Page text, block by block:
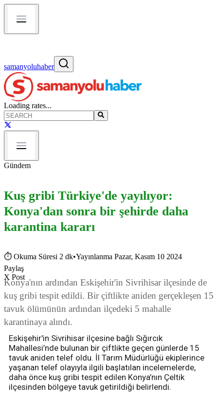
samanyoluhaber
Loading rates...
Gündem
Kuş gribi Türkiye'de yayılıyor:
Konya'dan sonra bir şehirde daha
karantina kararı
⏱ Okuma Süresi 2 dk•Yayınlanma Pazar, Kasım 10 2024
Paylaş
X Post
Konya'nın ardından Eskişehir'in Sivrihisar ilçesinde de
kuş gribi tespit edildi. Bir çiftlikte aniden gerçekleşen 15
tavuk ölümünün ardından ilçedeki 5 mahalle
karantinaya alındı.
Eskişehir'in Sivrihisar ilçesine bağlı Sığırcık
Mahallesi’nde bulunan bir çiftlikte geçen günlerde 15
tavuk aniden telef oldu. İl Tarım Müdürlüğü ekiplerince
yaşanan telef olayıyla ilgili başlatılan incelemelerde,
daha önce kuş gribi tespit edilen Konya’nın Çeltik
ilçesinden bölgeye tavuk getirildiği belirlendi.